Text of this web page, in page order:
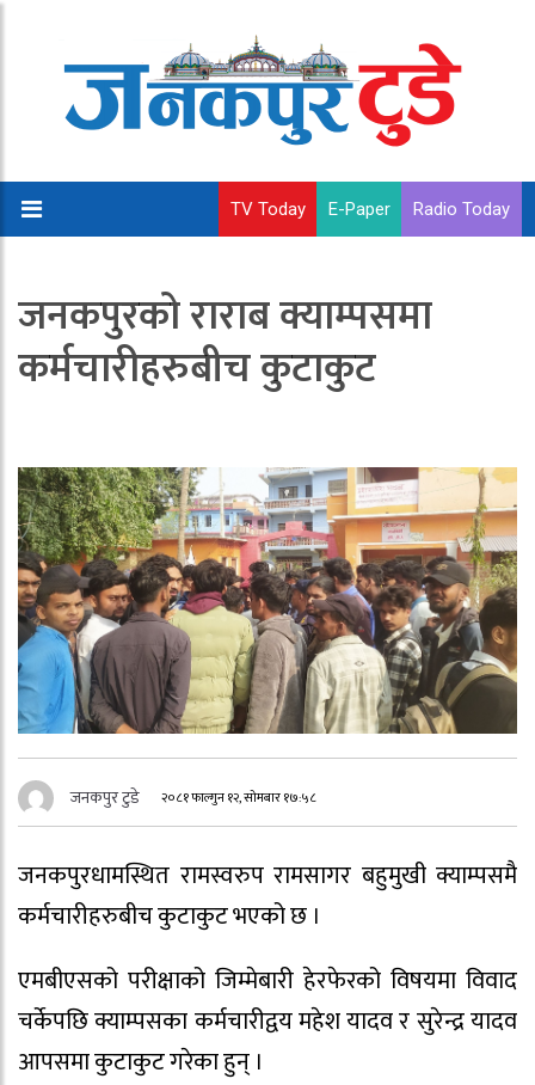
TV Today E-Paper Radio Today
जनकपुरको राराब क्याम्पसमा
कर्मचारीहरुबीच कुटाकुट
जनकपुर टुडे २०८१ फाल्गुन १२, सोमबार १७:५८
जनकपुरधामस्थित रामस्वरुप रामसागर बहुमुखी क्याम्पसमै
कर्मचारीहरुबीच कुटाकुट भएको छ ।
एमबीएसको परीक्षाको जिम्मेबारी हेरफेरको विषयमा विवाद
चर्केपछि क्याम्पसका कर्मचारीद्वय महेश यादव र सुरेन्द्र यादव
आपसमा कुटाकुट गरेका हुन् ।